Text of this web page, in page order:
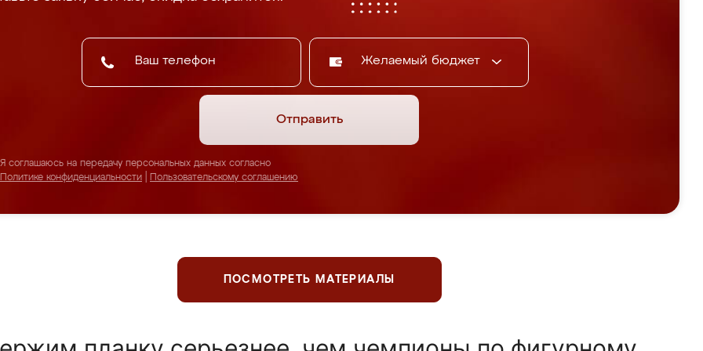
Желаемый бюджет
Отправить
Я соглашаюсь на передачу персональных данных согласно
Политике конфиденциальности
Пользовательскому соглашению
ПОСМОТРЕТЬ МАТЕРИАЛЫ